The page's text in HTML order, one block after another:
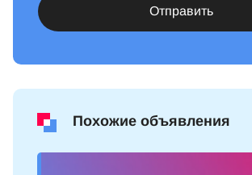
Отправить
Похожие объявления